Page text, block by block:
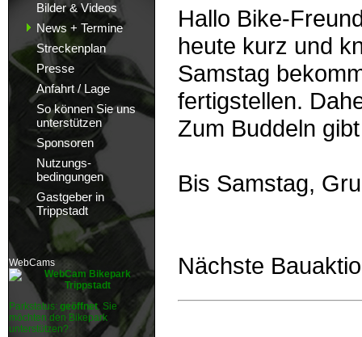
Bilder & Videos
News + Termine
Streckenplan
Presse
Anfahrt / Lage
So können Sie uns
unterstützen
Sponsoren
Nutzungs-
bedingungen
Gastgeber in
Trippstadt
WebCams
Parkstatus: geöffnet. Sie
möchten den Bikepark
unterstützen?
Hallo Bike-
heute kurz und
Samstag
fertigstellen.
Zum Buddeln
Bis Samstag,
Nächste